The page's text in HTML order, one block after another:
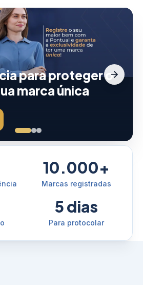
para proteger o
marca única
10.000+
Marcas registradas
5 dias
Para protocolar